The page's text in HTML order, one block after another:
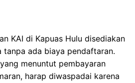
KAI di Kapuas Hulu disediakan
tanpa ada biaya pendaftaran.
menuntut pembayaran
harap diwaspadai karena